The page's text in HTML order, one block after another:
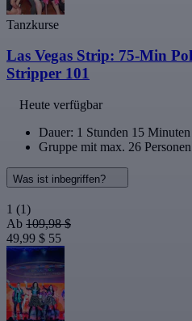
Tanzkurse
Las Vegas Strip: 75-Min
Stripper 101
Heute verfügbar
Dauer: 1 Stunden 15 Minuten
Gruppe mit max. 26 Personen
Was ist inbegriffen?
1 (1)
Ab 109,98 $
49,99 $ 55